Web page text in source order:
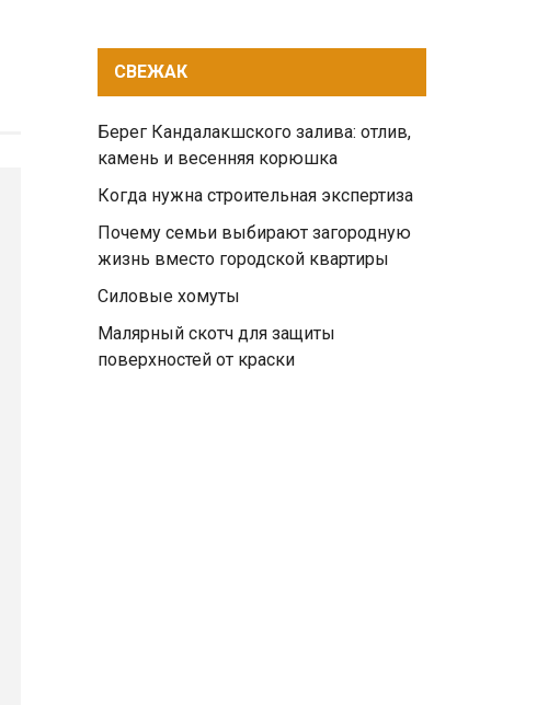
СВЕЖАК
Берег Кандалакшского залива: отлив,
камень и весенняя корюшка
Когда нужна строительная экспертиза
Почему семьи выбирают загородную
жизнь вместо городской квартиры
Силовые хомуты
Малярный скотч для защиты
поверхностей от краски